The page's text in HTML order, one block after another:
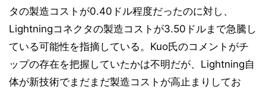
タの製造コストが0.40ドル程度だったのに対し、
Lightningコネクタの製造コストが3.50ドルまで急騰し
ている可能性を指摘している。Kuo氏のコメントがチ
ップの存在を把握していたかは不明だが、Lightning自
体が新技術でまだまだ製造コストが高止まりしてお